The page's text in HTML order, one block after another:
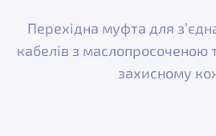
Перехідна муфта для
кабелів з маслопросоченою
захисному